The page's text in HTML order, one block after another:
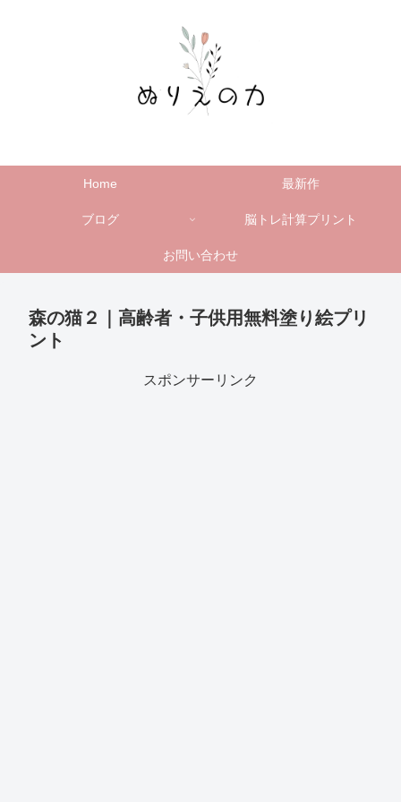
Home 最新作
ブログ 脳トレ計算プリント
お問い合わせ
森の猫２｜高齢者・子供用無料塗り絵プリ
ント
スポンサーリンク